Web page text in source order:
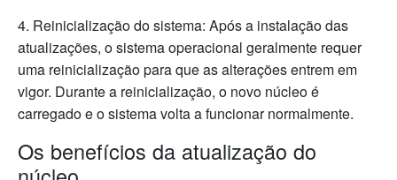
4. Reinicialização do sistema: Após a instalação das
atualizações, o sistema operacional geralmente requer
uma reinicialização para que as alterações entrem em
vigor. Durante a reinicialização, o novo núcleo é
carregado e o sistema volta a funcionar normalmente.
Os benefícios da atualização do